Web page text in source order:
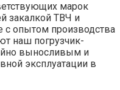
марок
закалкой ТВЧ и
с опытом производства
наш погрузчик-
выносливым и
эксплуатации в